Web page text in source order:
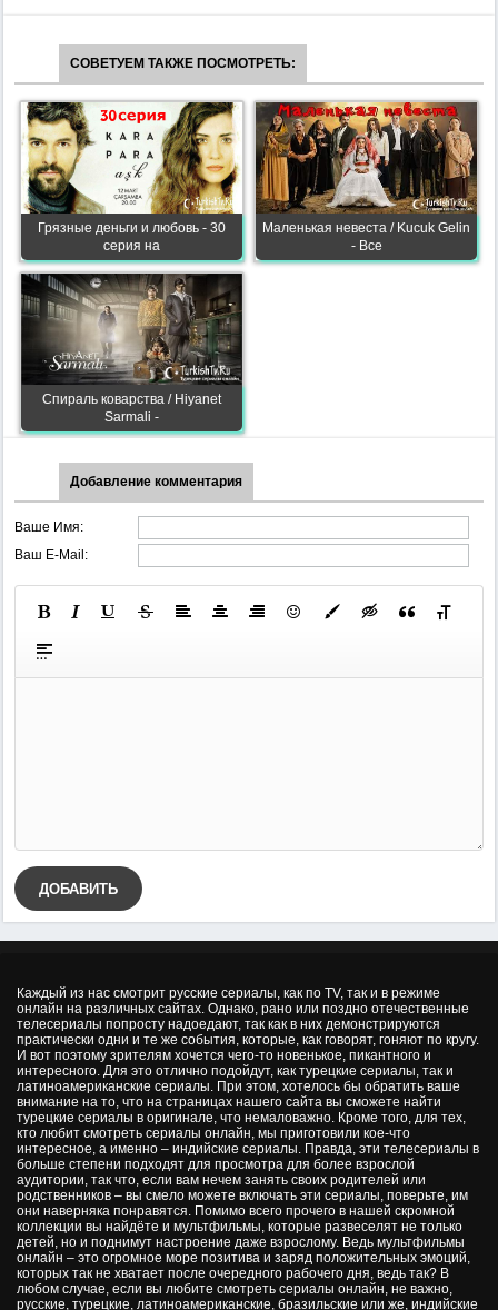
СОВЕТУЕМ ТАКЖЕ ПОСМОТРЕТЬ:
Грязные деньги и любовь - 30
серия на
Маленькая невеста / Kucuk Gelin
- Все
Спираль коварства / Hiyanet
Sarmali -
Добавление комментария
Ваше Имя:
Ваш E-Mail:
ДОБАВИТЬ
Каждый из нас смотрит русские сериалы, как по TV, так и в режиме
онлайн на различных сайтах. Однако, рано или поздно отечественные
телесериалы попросту надоедают, так как в них демонстрируются
практически одни и те же события, которые, как говорят, гоняют по кругу.
И вот поэтому зрителям хочется чего-то новенькое, пикантного и
интересного. Для это отлично подойдут, как турецкие сериалы, так и
латиноамериканские сериалы. При этом, хотелось бы обратить ваше
внимание на то, что на страницах нашего сайта вы сможете найти
турецкие сериалы в оригинале, что немаловажно. Кроме того, для тех,
кто любит смотреть сериалы онлайн, мы приготовили кое-что
интересное, а именно – индийские сериалы. Правда, эти телесериалы в
больше степени подходят для просмотра для более взрослой
аудитории, так что, если вам нечем занять своих родителей или
родственников – вы смело можете включать эти сериалы, поверьте, им
они наверняка понравятся. Помимо всего прочего в нашей скромной
коллекции вы найдёте и мультфильмы, которые развеселят не только
детей, но и поднимут настроение даже взрослому. Ведь мультфильмы
онлайн – это огромное море позитива и заряд положительных эмоций,
которых так не хватает после очередного рабочего дня, ведь так? В
любом случае, если вы любите смотреть сериалы онлайн, не важно,
русские, турецкие, латиноамериканские, бразильские или же, индийские